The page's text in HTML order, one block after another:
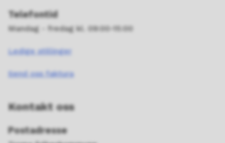
Telefontid
Mandag - fredag kl. 09:00-15:00
Ledige stillinger
Send oss faktura
Kontakt oss
Postadresse